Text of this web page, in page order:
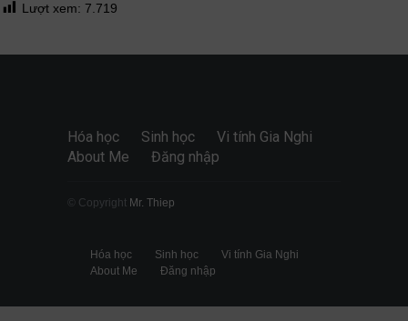
Lượt xem: 7.719
Hóa học Sinh học
Vi tính Gia Nghi
About Me
Đăng nhập
© Copyright Mr. Thiep
Hóa học Sinh học
Vi tính Gia Nghi
About Me
Đăng nhập